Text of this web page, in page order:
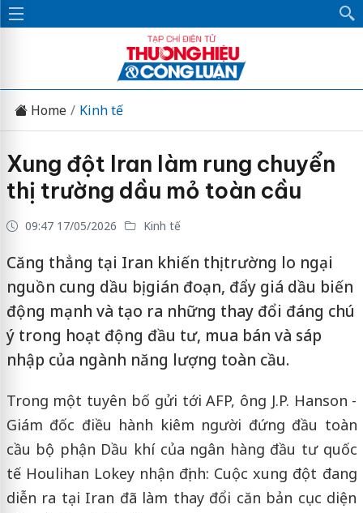
Home Kinh tế
Xung đột Iran làm rung chuyển
thị trường dầu mỏ toàn cầu
09:47 17/05/2026 Kinh tế
Căng thẳng tại Iran khiến thị trường lo ngại
nguồn cung dầu bị gián đoạn, đẩy giá dầu biến
động mạnh và tạo ra những thay đổi đáng chú
ý trong hoạt động đầu tư, mua bán và sáp
nhập của ngành năng lượng toàn cầu.
Trong một tuyên bố gửi tới AFP, ông J.P. Hanson -
Giám đốc điều hành kiêm người đứng đầu toàn
cầu bộ phận Dầu khí của ngân hàng đầu tư quốc
tế Houlihan Lokey nhận định: Cuộc xung đột đang
diễn ra tại Iran đã làm thay đổi căn bản cục diện